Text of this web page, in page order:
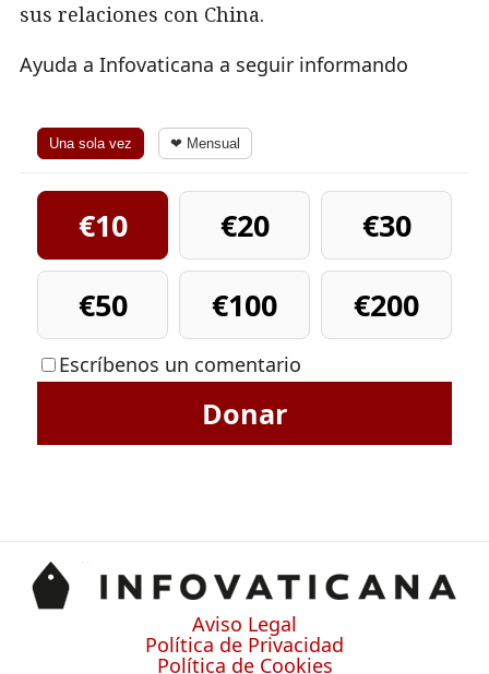
sus relaciones con China.
Ayuda a Infovaticana a seguir informando
Una sola vez ❤ Mensual
€10 €20
€30
€50
€100 €200
Escríbenos un comentario
Donar
Aviso Legal
Política de Privacidad
Política de Cookies